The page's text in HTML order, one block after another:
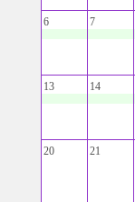
6 7
13 14
20 21